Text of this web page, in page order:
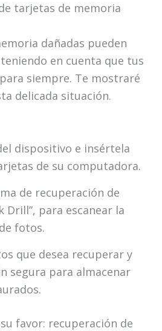
tarjetas de memoria
dañadas pueden
en cuenta que tus
siempre. Te mostraré
delicada situación.
dispositivo e insértela
de su computadora.
de recuperación de
Drill”, para escanear la
fotos.
que desea recuperar y
segura para almacenar
favor: recuperación de